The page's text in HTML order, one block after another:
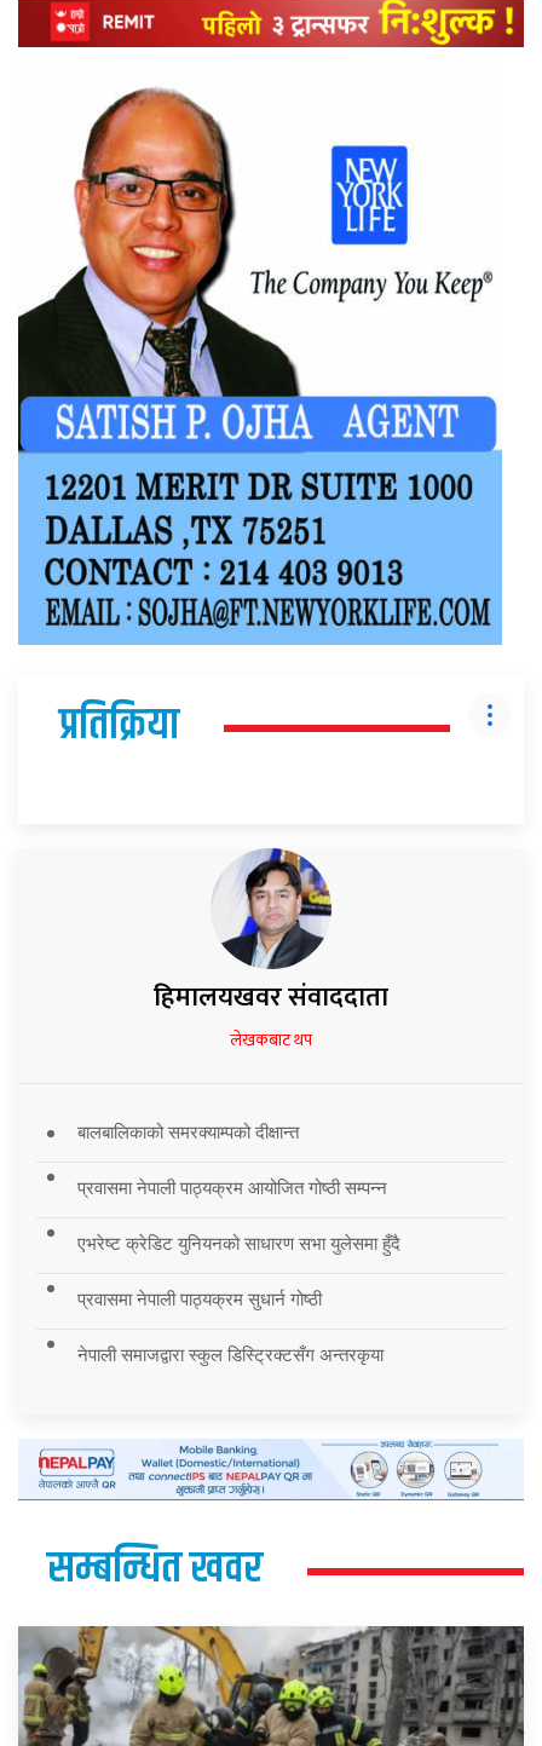
प्रतिक्रिया
हिमालयखवर संवाददाता
लेखकबाट थप
बालबालिकाको समरक्याम्पको दीक्षान्त
प्रवासमा नेपाली पाठ्यक्रम आयोजित गोष्ठी सम्पन्न
एभरेष्ट क्रेडिट युनियनको साधारण सभा युलेसमा हुँदै
प्रवासमा नेपाली पाठ्यक्रम सुधार्न गोष्ठी
नेपाली समाजद्वारा स्कुल डिस्ट्रिक्टसँग अन्तरकृया
सम्बन्धित खवर